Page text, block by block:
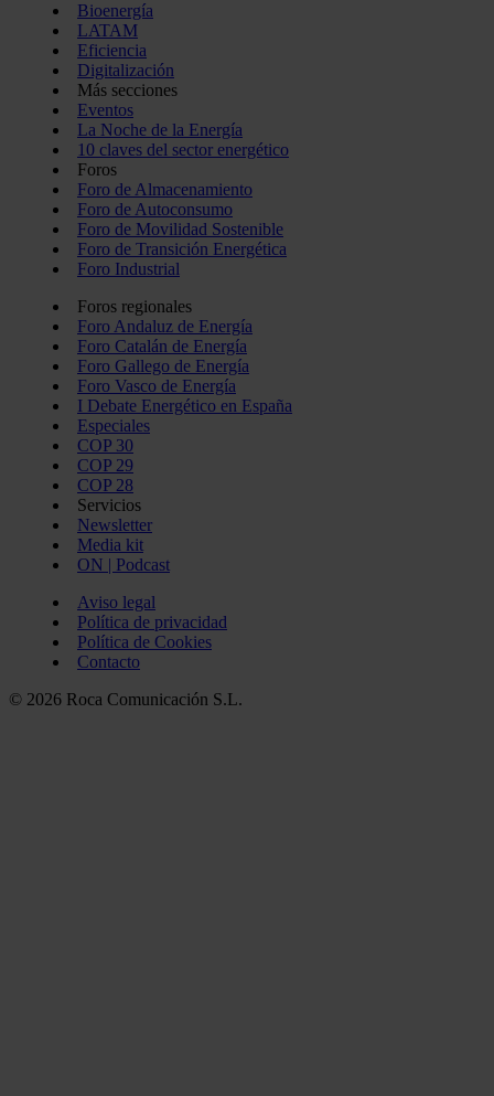
Bioenergía
LATAM
Eficiencia
Digitalización
Más secciones
Eventos
La Noche de la Energía
10 claves del sector energético
Foros
Foro de Almacenamiento
Foro de Autoconsumo
Foro de Movilidad Sostenible
Foro de Transición Energética
Foro Industrial
Foros regionales
Foro Andaluz de Energía
Foro Catalán de Energía
Foro Gallego de Energía
Foro Vasco de Energía
I Debate Energético en España
Especiales
COP 30
COP 29
COP 28
Servicios
Newsletter
Media kit
ON | Podcast
Aviso legal
Política de privacidad
Política de Cookies
Contacto
© 2026 Roca Comunicación S.L.